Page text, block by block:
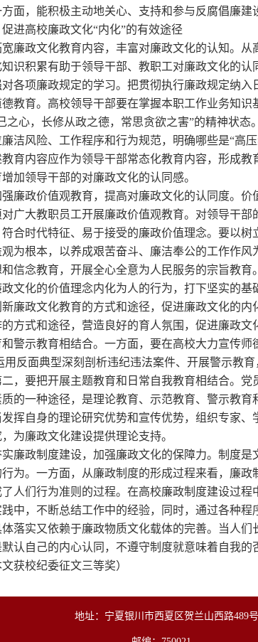
面，能积极主动地关心、支持和参与反腐倡廉建
促进高校廉政文化“内化”的有效途径
宽廉政文化教育内容，丰富对廉政文化的认知。
识积累有助于领导干部、教职工对廉政文化的
各项廉政规定的学习。把贯彻执行廉政规定纳
教育。高校领导干部要在掌握本职工作业务知
之心，长修从政之德，常思贪欲之害”的精神状
洁风险、工作程序和行为规范，明确哪些是“高
教育内容应作为领导干部常态化教育内容，形成
加领导干部的对廉政文化的认同感。
强廉政价值观教育，提高对廉政文化的认同度。
广大教职员工开展廉政价值观教育。对领导干
合时代特征、易于接受的廉政价值理念。要以
为根本，以养成艰苦奋斗、廉洁奉公的工作作
信念教育，开展全心全意为人民服务的宗旨教
文化的价值理念内化为人的行为，打下坚实的基
新廉政文化教育的方式和途径，促进廉政文化的
方式和途径，营造良好的育人氛围，促进廉政
警示教育相结合。一方面，要在高校大力宣传
用反面典型深刻剖析违纪违法案件、开展警示教
，要把开展主题教育和日常自我教育相结合。
的一种途径，是理论教育、示范教育、警示教
挥自身的理论研究优势和宣传优势，组织专家
为廉政文化建设提供理论支持。
实廉政制度建设，加强廉政文化的保障力。制度
为。一方面，从廉政制度的形成过程来看，廉
人们行为准则的过程。在高校廉政制度建设过
中，不断总结工作中的经验，同时，通过各种
落实又依赖于廉政物质文化载体的完善。当人
认自己的内心认同，不遵守制度就意味着自我的
文获校纪委征文三等奖）
地址：宁夏银川市西夏区贺兰山西路489号